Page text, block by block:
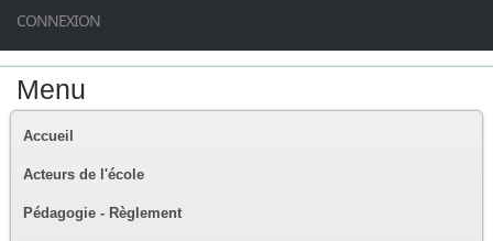
CONNEXION
Menu
Accueil
Acteurs de l'école
Pédagogie - Règlement